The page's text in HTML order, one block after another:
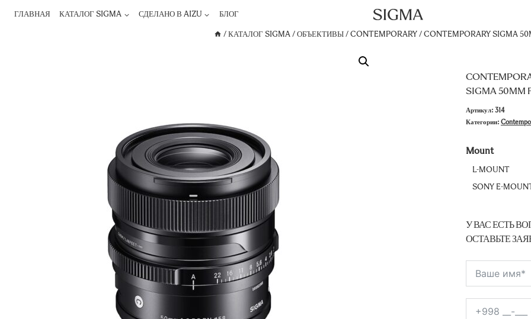
ГЛАВНАЯ КАТАЛОГ SIGMA СДЕЛАНО В AIZU БЛОГ
/ КАТАЛОГ SIGMA / ОБЪЕКТИВЫ / CONTEMPORARY / CONTEMPORARYSIGMA
SIGMA 50MM
Артикул: 314
Категории:
Mount
L-MOUNT
SONY E-
У ВАС ЕСТЬ
ОСТАВЬТЕ